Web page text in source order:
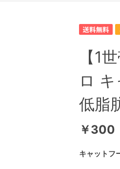
キャットフ
【1
ロ
低脂
￥300